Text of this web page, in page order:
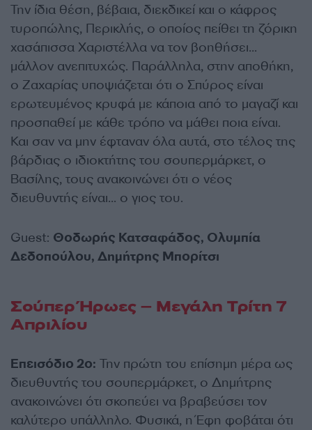
Την ίδια θέση, βέβαια, διεκδικεί και ο κάφρος
τυροπώλης, Περικλής, ο οποίος πείθει τη ζόρικη
χασάπισσα Χαριστέλλα να τον βοηθήσει…
μάλλον ανεπιτυχώς. Παράλληλα, στην αποθήκη,
ο Ζαχαρίας υποψιάζεται ότι ο Σπύρος είναι
ερωτευμένος κρυφά με κάποια από το μαγαζί και
προσπαθεί με κάθε τρόπο να μάθει ποια είναι.
Και σαν να μην έφταναν όλα αυτά, στο τέλος της
βάρδιας ο ιδιοκτήτης του σουπερμάρκετ, ο
Βασίλης, τους ανακοινώνει ότι ο νέος
διευθυντής είναι… ο γιος του.
Guest: Θοδωρής Κατσαφάδος, Ολυμπία
Δεδοπούλου, Δημήτρης Μπορίτσι
Σούπερ Ήρωες – Μεγάλη Τρίτη 7
Απριλίου
Επεισόδιο 2ο: Την πρώτη του επίσημη μέρα ως
διευθυντής του σουπερμάρκετ, ο Δημήτρης
ανακοινώνει ότι σκοπεύει να βραβεύσει τον
καλύτερο υπάλληλο. Φυσικά, η Έφη φοβάται ότι